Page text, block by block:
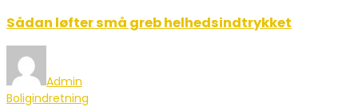
Sådan løfter små greb helhedsindtrykket
Admin
Boligindretning